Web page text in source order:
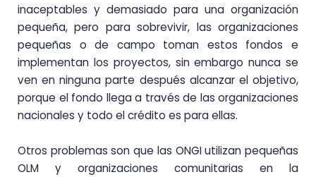
inaceptables y demasiado para una organización
pequeña, pero para sobrevivir, las organizaciones
pequeñas o de campo toman estos fondos e
implementan los proyectos, sin embargo nunca se
ven en ninguna parte después alcanzar el objetivo,
porque el fondo llega a través de las organizaciones
nacionales y todo el crédito es para ellas.
Otros problemas son que las ONGI utilizan pequeñas
OLM y organizaciones comunitarias en la